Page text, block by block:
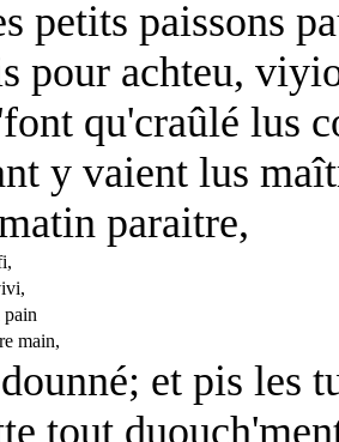
petits paissons
achteu,
qu'craûlé lus
vaient lus
paraitre,
pain
main,
et pis les
tout